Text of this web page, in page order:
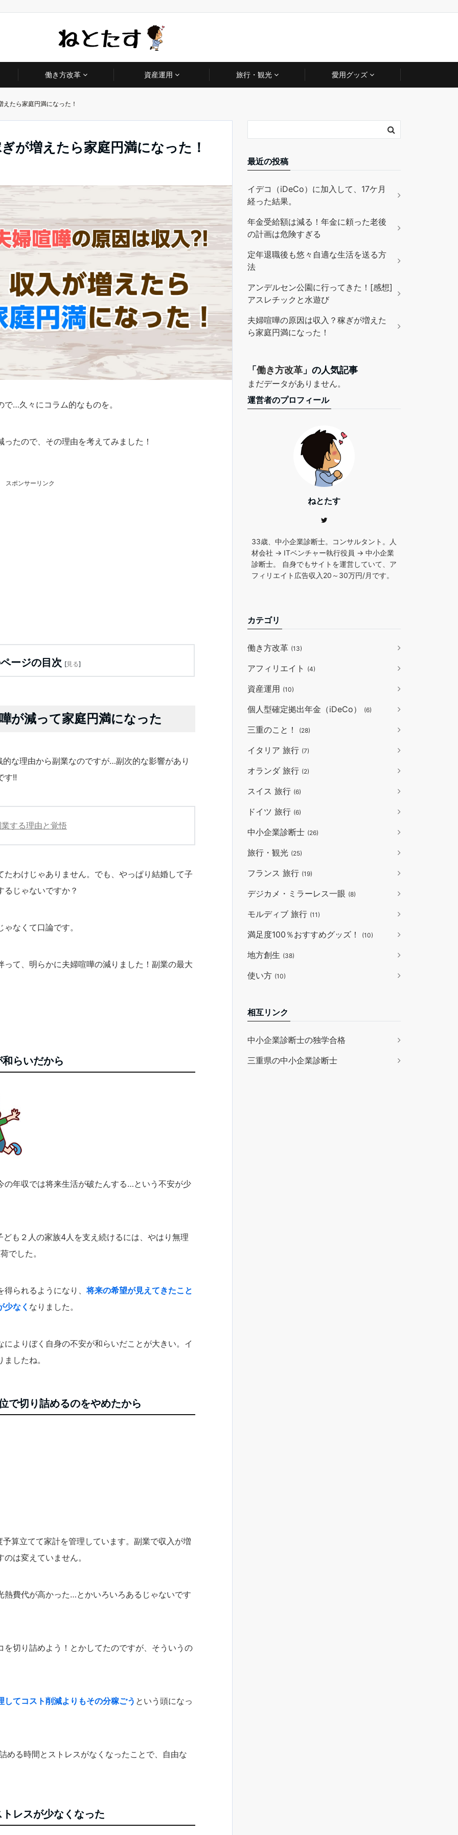
働き方改革 資産運用 旅行・観光 愛用グッズ
たら家庭円満になった！
が増えたら家庭円満になった！
…久々にコラム的なものを。
たので、その理由を考えてみました！
スポンサーリンク
ージの目次 [見る]
が減って家庭円満になった
な理由から副業なのですが…副次的な影響があり
す!!
する理由と覚悟
わけじゃありません。でも、やっぱり結婚して子
じゃないですか？
なくて口論です。
て、明らかに夫婦喧嘩の減りました！副業の最大
らいだから
の年収では将来生活が破たんする…という不安が少
も２人の家族4人を支え続けるには、やはり無理
でした。
得られるようになり、将来の希望が見えてきたこと
少なく なりました。
よりぼく自身の不安が和らいだことが大きい。イ
したね。
切り詰めるのをやめたから
算立てて家計を管理しています。副業で収入が増
は変えていません。
熱費代が高かった…とかいろいろあるじゃないです
切り詰めよう！とかしてたのですが、そういうの
してコスト削減よりもその分稼ごう という頭になっ
める時間とストレスがなくなったことで、自由な
レスが少なくなった
最近の投稿
イデコ（iDeCo）に加入して、17ケ月
経った結果。
年金受給額は減る！年金に頼った老後
の計画は危険すぎる
定年退職後も悠々自適な生活を送る方
法
アンデルセン公園に行ってきた！[感想]
アスレチックと水遊び
夫婦喧嘩の原因は収入？稼ぎが増えた
ら家庭円満になった！
「 働き方改革 」の人気記事
まだデータがありません。
運営者のプロフィール
ねとたす
33歳、中小企業診断士。コンサルタント。人
材会社 → ITベンチャー執行役員 → 中小企業
診断士。 自身でもサイトを運営していて、ア
フィリエイト広告収入20～30万円/月です。
カテゴリ
働き方改革 (13)
アフィリエイト (4)
資産運用 (10)
個人型確定拠出年金（iDeCo） (6)
三重のこと！ (28)
イタリア 旅行 (7)
オランダ 旅行 (2)
スイス 旅行 (6)
ドイツ 旅行 (6)
中小企業診断士 (26)
旅行・観光 (25)
フランス 旅行 (19)
デジカメ・ミラーレス一眼 (8)
モルディブ 旅行 (11)
満足度100％おすすめグッズ！ (10)
地方創生 (38)
使い方 (10)
相互リンク
中小企業診断士の独学合格
三重県の中小企業診断士